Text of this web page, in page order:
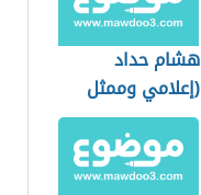
هشام حداد
(إعلامي وممثل
لبناني)